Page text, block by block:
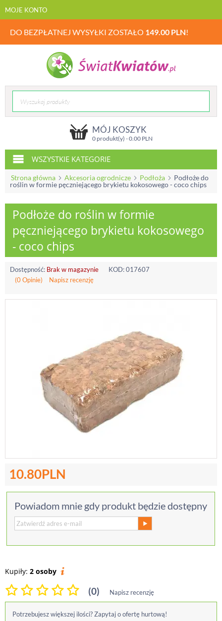
MOJE KONTO
DO BEZPŁATNEJ WYSYŁKI ZOSTAŁO 149.00 PLN!
MÓJ KOSZYK
0 produkt(y) -0.00PLN
WSZYSTKIE KATEGORIE
Strona główna Akcesoria ogrodnicze Podłoża
Podłoże do
roślin w formie pęczniejącego brykietu kokosowego - coco chips
Podłoże do roślin w formie
pęczniejącego brykietu kokosowego
- coco chips
Dostępność: Brak w magazynie KOD:017607
(0 Opinie)
Napisz recenzję
10.80PLN
Powiadom mnie gdy produkt będzie dostępny
Kupiły: 2 osoby
(0) Napisz recenzję
Potrzebujesz większej ilości? Zapytaj o ofertę hurtową!